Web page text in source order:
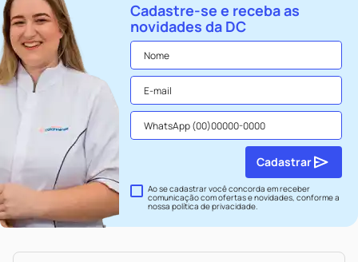
Cadastre-se e receba as
novidades da DC
Ao se cadastrar você concorda em receber
comunicação com ofertas e novidades, conforme a
nossapolítica de privacidade.
Cadastrar